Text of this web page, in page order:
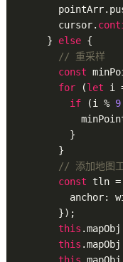
        cursor.
      }
else {
// 重采样
const
for (let i
if (i % 9
          }
        }
// 添加地图
const tln =
anchor:
        });
this
this
this